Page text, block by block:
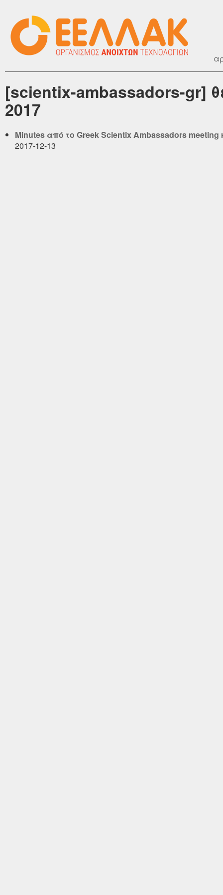
[scientix-ambassadors-gr]
2017
Minutes από το Greek Scientix Ambassadors
2017-12-13